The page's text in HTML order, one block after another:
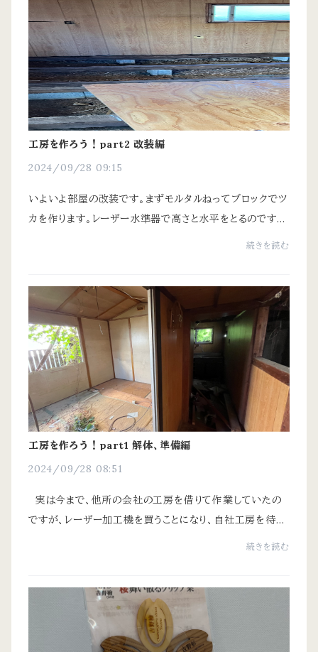
工房を作ろう！part2 改装編
2024/09/28 09:15
いよいよ部屋の改装です。まずモルタルねってブロックでツ
カを作ります。レーザー水準器で高さと水平をとるのです
が、その辺は大工さんにお願いしました。写真撮り忘れた痛
続きを読む
工房を作ろう！part1 解体、準備編
2024/09/28 08:51
実は今まで、他所の会社の工房を借りて作業していたの
ですが、レーザー加工機を買うことになり、自社工房を待つ
ことにしました。 ただ、レーザー加工機も結構しますし、知
続きを読む